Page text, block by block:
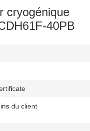
cryogénique
40PB
du client